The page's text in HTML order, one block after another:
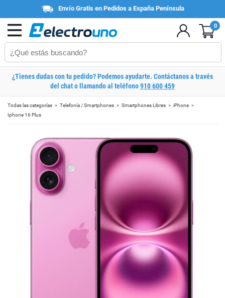
Envío Gratis en Pedidos a España Península
0
¿Tienes dudas con tu pedido? Podemos ayudarte. Contáctanos a través
del chat o llamando al teléfono910 600 459
Todas las categorías Telefonía / Smartphones Smartphones Libres
iPhone
Iphone 16 Plus